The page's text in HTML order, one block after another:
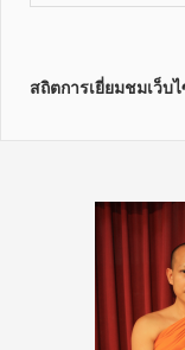
สถิตการเยี่ยมชมเว็บ